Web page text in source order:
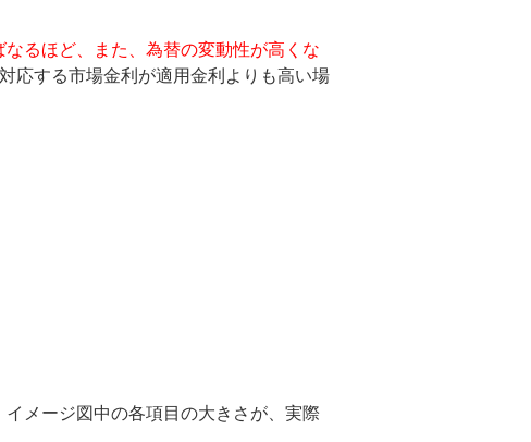
るほど、また、為替の変動性が高くな
応する市場金利が適用金利よりも高い場
メージ図中の各項目の大きさが、実際